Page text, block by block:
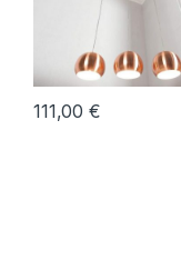
111,00€